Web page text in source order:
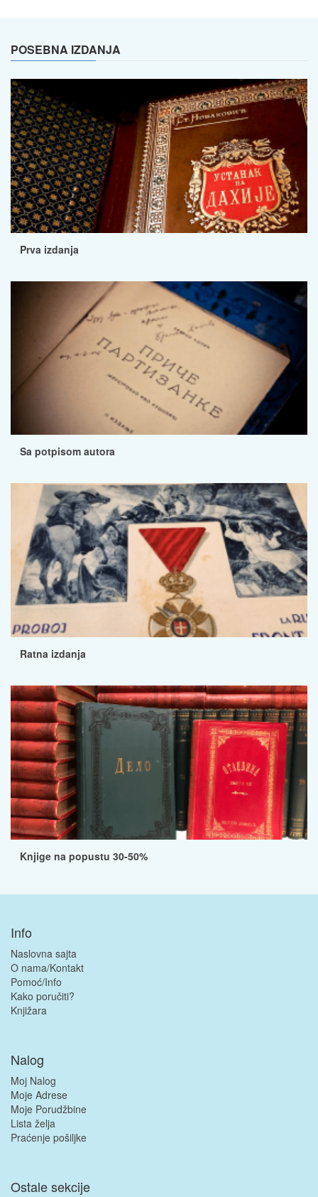
POSEBNA IZDANJA
Prva izdanja
Sa potpisom autora
Ratna izdanja
Knjige na popustu 30-50%
Info
Naslovna sajta
O nama/Kontakt
Pomoć/Info
Kako poručiti?
Knjižara
Nalog
Moj Nalog
Moje Adrese
Moje Porudžbine
Lista želja
Praćenje pošiljke
Ostale sekcije